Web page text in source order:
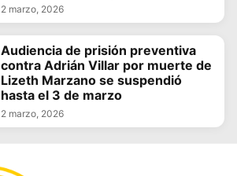
2 marzo, 2026
Audiencia de prisión preventiva
contra Adrián Villar por muerte de
Lizeth Marzano se suspendió
hasta el 3 de marzo
2 marzo, 2026